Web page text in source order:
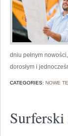
dniu pełnym
dorosłym i
CATEGORIES: NOWE
Surferski